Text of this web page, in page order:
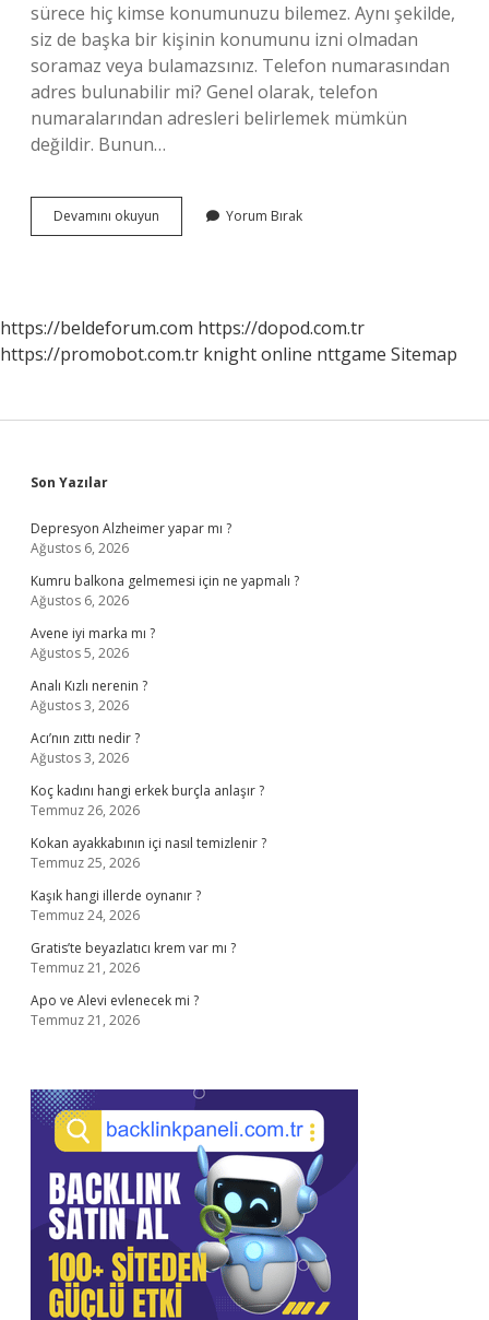
sürece hiç kimse konumunuzu bilemez. Aynı şekilde,
siz de başka bir kişinin konumunu izni olmadan
soramaz veya bulamazsınız. Telefon numarasından
adres bulunabilir mi? Genel olarak, telefon
numaralarından adresleri belirlemek mümkün
değildir. Bunun…
Devamını okuyun
Numarası
Yorum Bırak
https://beldeforum.com https://dopod.com.tr
https://promobot.com.tr knight online nttgame Sitemap
Sidebar
Son Yazılar
Depresyon Alzheimer yapar mı ?
Ağustos 6, 2026
Kumru balkona gelmemesi için ne yapmalı ?
Ağustos 6, 2026
Avene iyi marka mı ?
Ağustos 5, 2026
Analı Kızlı nerenin ?
Ağustos 3, 2026
Acı’nın zıttı nedir ?
Ağustos 3, 2026
Koç kadını hangi erkek burçla anlaşır ?
Temmuz 26, 2026
Kokan ayakkabının içi nasıl temizlenir ?
Temmuz 25, 2026
Kaşık hangi illerde oynanır ?
Temmuz 24, 2026
Gratis’te beyazlatıcı krem var mı ?
Temmuz 21, 2026
Apo ve Alevi evlenecek mi ?
Temmuz 21, 2026